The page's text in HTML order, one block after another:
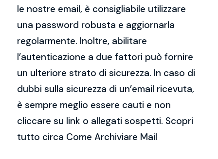
le nostre email, è consigliabile utilizzare
una password robusta e aggiornarla
regolarmente. Inoltre, abilitare
l’autenticazione a due fattori può fornire
un ulteriore strato di sicurezza. In caso di
dubbi sulla sicurezza di un’email ricevuta,
è sempre meglio essere cauti e non
cliccare su link o allegati sospetti. Scopri
tutto circa Come Archiviare Mail